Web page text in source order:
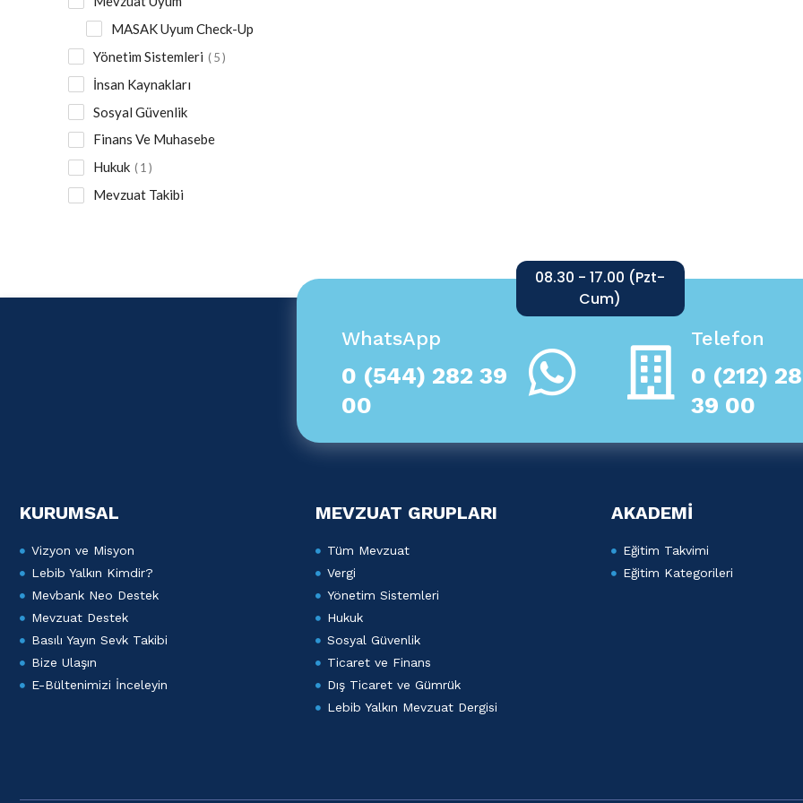
MASAK Uyum Check-Up
Yönetim Sistemleri
5
İnsan Kaynakları
Sosyal Güvenlik
Finans Ve Muhasebe
Hukuk
1
Mevzuat Takibi
08.30 - 17.00 (Pzt-
Cum)
WhatsApp
0 (544) 282 39
00
Telefon
0 (212)
39 00
KURUMSAL
Vizyon ve Misyon
Lebib Yalkın Kimdir?
Mevbank Neo Destek
Mevzuat Destek
Basılı Yayın Sevk Takibi
Bize Ulaşın
E-Bültenimizi İnceleyin
MEVZUAT GRUPLARI
Tüm Mevzuat
Vergi
Yönetim Sistemleri
Hukuk
Sosyal Güvenlik
Ticaret ve Finans
Dış Ticaret ve Gümrük
Lebib Yalkın Mevzuat Dergisi
AKADEMİ
Eğitim Takvimi
Eğitim Kategorileri